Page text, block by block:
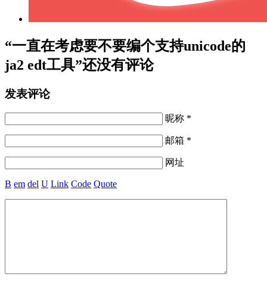
“一直在考虑要不要编个支持unicode的
ja2 edt工具”还没有评论
发表评论
昵称 *
邮箱 *
网址
B em del U Link Code Quote